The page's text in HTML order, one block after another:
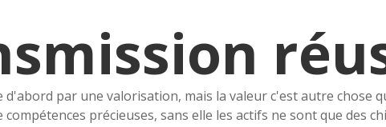
par une valorisation, mais la valeur c'est autre chose
précieuses, sans elle les actifs ne sont que des